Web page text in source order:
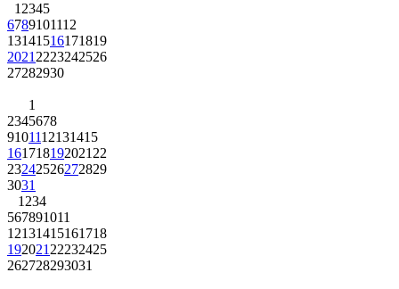
1 2345
6789101112
13141516171819
2021 2223242526
27282930
1
2345678
9101112131415
161718192021 22
23242526272829
3031
1 234
567891011
12131415161718
192021 22232425
262728293031